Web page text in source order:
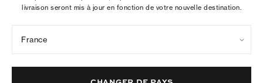
Paramètres des cookies
Mentions légales Plan du site
livraison seront mis à jour en fonction de votre nouvelle destination.
France